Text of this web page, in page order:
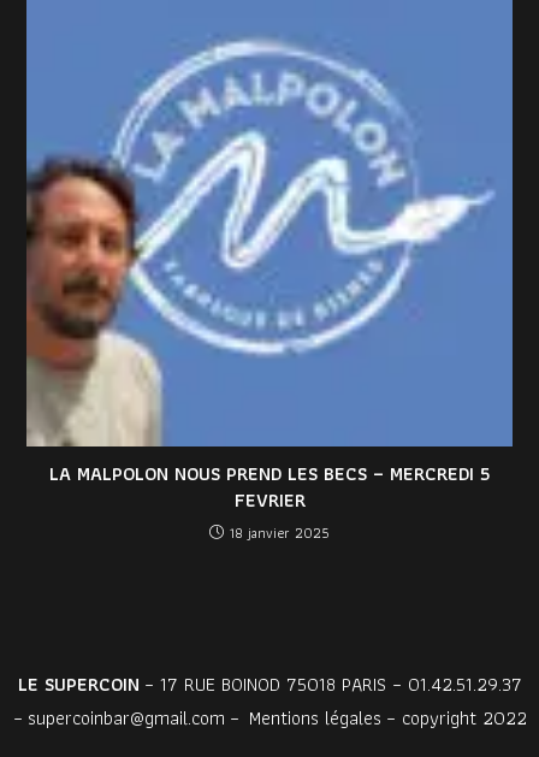
LA MALPOLON NOUS PREND LES BECS – MERCREDI 5
FEVRIER
18 janvier 2025
LE SUPERCOIN – 17 RUE BOINOD 75018 PARIS – 01.42.51.29.37
– supercoinbar@gmail.com – Mentions légales – copyright 2022